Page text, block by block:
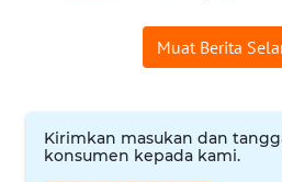
Muat Berita
Kirimkan masukan dan
konsumen kepada kami.
WN
KUNINGAN